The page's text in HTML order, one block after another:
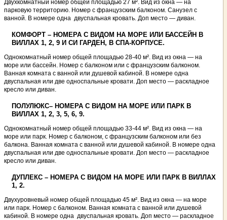
Двухкомнатный номер общей площадью 27 м². Вид из окна — на
парковую территорию. Номер с французским балконом. Санузел с
ванной. В номере одна двуспальная кровать. Доп место — диван.
КОМФОРТ – НОМЕРА С ВИДОМ НА МОРЕ ИЛИ БАССЕЙН В
ВИЛЛАХ 1, 2, 9 И СИ ГАРДЕН, В СПА-КОРПУСЕ.
Однокомнатный номер общей площадью 28-40 м². Вид из окна — на
море или бассейн. Номер с балконом или с французским балконом.
Ванная комната с ванной или душевой кабиной. В номере одна
двуспальная или две односпальные кровати. Доп место — раскладное
кресло или диван.
ПОЛУЛЮКС– НОМЕРА С ВИДОМ НА МОРЕ ИЛИ ПАРК В
ВИЛЛАХ 1, 2, 3, 5, 6, 9.
Однокомнатный номер общей площадью 33-44 м². Вид из окна — на
море или парк. Номер с балконом, с французским балконом или без
балкона. Ванная комната с ванной или душевой кабиной. В номере одна
двуспальная или две односпальные кровати. Доп место — раскладное
кресло или диван.
ДУПЛЕКС – НОМЕРА С ВИДОМ НА МОРЕ ИЛИ ПАРК В ВИЛЛАХ
1, 2.
Двухуровневый номер общей площадью 45 м². Вид из окна — на море
или парк. Номер с балконом. Ванная комната с ванной или душевой
кабиной. В номере одна двуспальная кровать. Доп место — раскладное